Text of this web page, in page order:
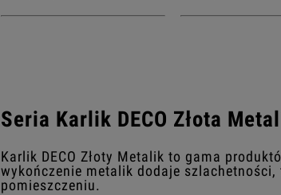
Seria Karlik DECO Złota
Karlik DECO Złoty Metalik to gama
wykończenie metalik dodaje
pomieszczeniu.